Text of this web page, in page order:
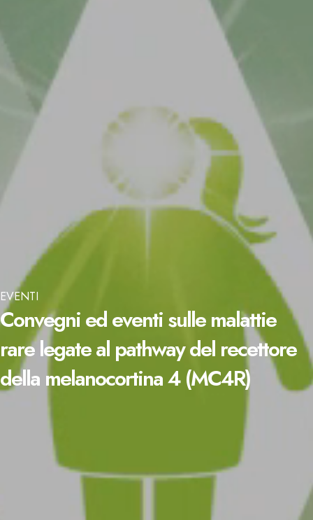
EVENTI
Convegni ed eventi sulle malattie
rare legate al pathway del recettore
della melanocortina 4 (MC4R)